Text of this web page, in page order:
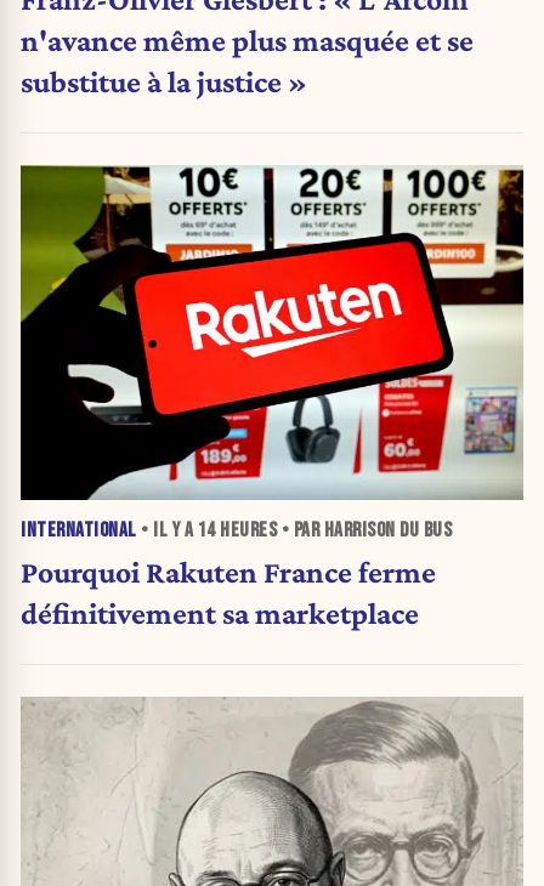
n'avance même plus masquée et se
substitue à la justice »
INTERNATIONAL • IL Y A 14 HEURES• PAR HARRISON DU BUS
Pourquoi Rakuten France ferme
définitivement sa marketplace